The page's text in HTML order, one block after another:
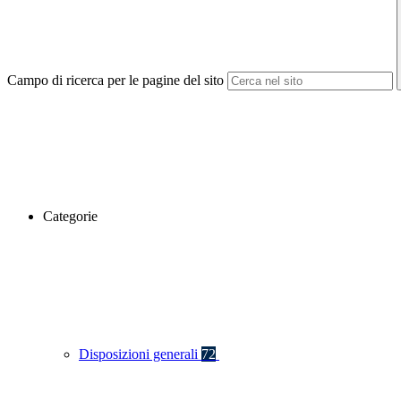
Campo di ricerca per le pagine del sito
Categorie
Disposizioni generali 72